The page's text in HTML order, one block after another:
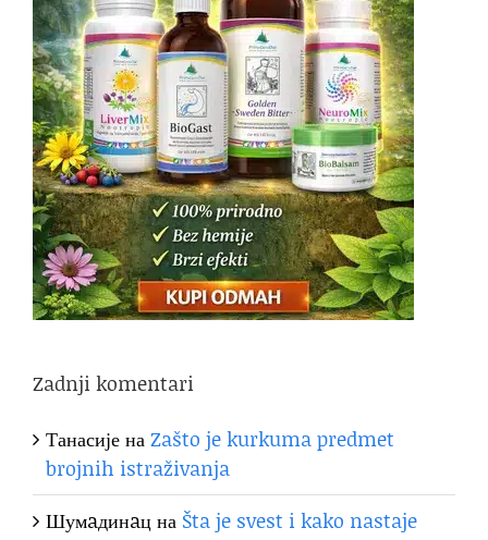
Zadnji komentari
ТанасијенаZašto je kurkuma predmet
brojnih istraživanja
Шумaдинaцна Šta je svest i kako nastaje